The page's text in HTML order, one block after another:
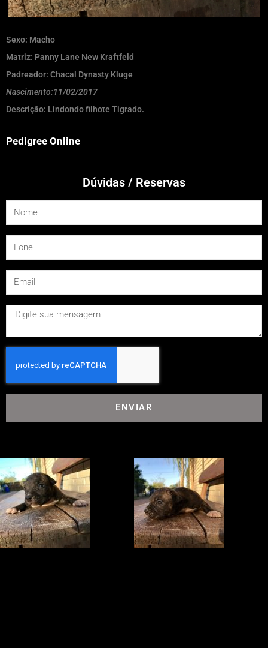
Sexo: Macho
Matriz: Panny Lane New Kraftfeld
Padreador: Chacal Dynasty Kluge
Nascimento:11/02/2017
Descrição: Lindondo filhote Tigrado.
Pedigree Online
Dúvidas / Reservas
ENVIAR